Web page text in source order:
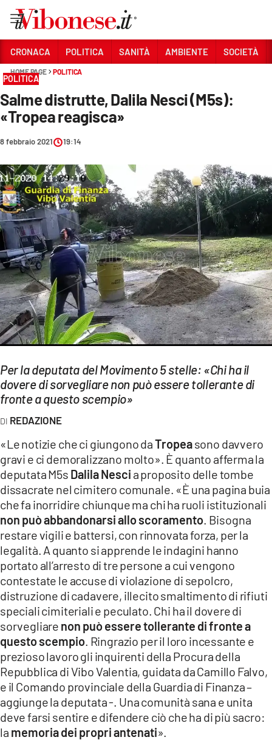
Sezioni
CRONACA
POLITICA
SANITÀ
AMBIENTE
SOCIETÀ
CULTURA
ECONOMIA E LAVORO
EVENTI
SPORT
Streaming
LAC NETWORK
LaC
Network
LACPLAY.IT
LACTV.IT
LACONAIR.IT
LACITYMAG.IT
ILREGGINO.IT
COSENZACHANNEL.IT
ILVIBONESE.IT
CATANZAROCHANNEL.IT
LACAPITALENEWS.IT
App
CRONACA POLITICA SANITÀ AMBIENTE SOCIETÀ
HOME PAGE POLITICA
POLITICA
Salme distrutte, Dalila Nesci (M5s):
«Tropea reagisca»
8 febbraio 2021 19:14
Per la deputata del Movimento 5 stelle: «Chi ha il
dovere di sorvegliare non può essere tollerante di
fronte a questo scempio»
REDAZIONE
«Le notizie che ci giungono daTropeasono davvero
gravi e ci demoralizzano molto». È quanto afferma la
deputata M5s Dalila Nesci a proposito delle tombe
dissacrate nel cimitero comunale. «È una pagina buia
che fa inorridire chiunque ma chi ha ruoli istituzionali
non può abbandonarsi allo scoramento . Bisogna
restare vigili e battersi, con rinnovata forza, per la
legalità. A quanto si apprende le indagini hanno
portato all’arresto di tre persone a cui vengono
contestate le accuse di violazione di sepolcro,
distruzione di cadavere, illecito smaltimento di rifiuti
speciali cimiteriali e peculato. Chi ha il dovere di
sorvegliare non può essere tollerante di fronte a
questo scempio . Ringrazio per il loro incessante e
prezioso lavoro gli inquirenti della Procura della
Repubblica di Vibo Valentia, guidata da Camillo Falvo,
e il Comando provinciale della Guardia di Finanza –
aggiunge la deputata -. Una comunità sana e unita
deve farsi sentire e difendere ciò che ha di più sacro:
la memoria dei propri antenati».